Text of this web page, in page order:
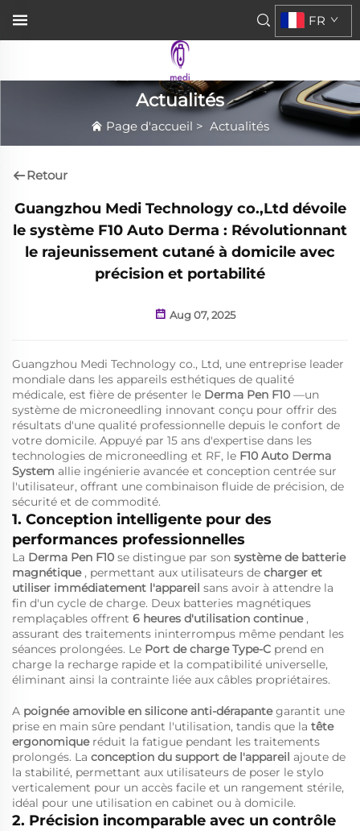
FR
Actualités
Page d'accueil > Actualités
Retour
Guangzhou Medi Technology co.,Ltd dévoile
le système F10 Auto Derma : Révolutionnant
le rajeunissement cutané à domicile avec
précision et portabilité
Aug 07, 2025
Guangzhou Medi Technology co., Ltd, une entreprise leader
mondiale dans les appareils esthétiques de qualité
médicale, est fière de présenter le Derma Pen F10 —un
système de microneedling innovant conçu pour offrir des
résultats d'une qualité professionnelle depuis le confort de
votre domicile. Appuyé par 15 ans d'expertise dans les
technologies de microneedling et RF, le F10 Auto Derma
System allie ingénierie avancée et conception centrée sur
l'utilisateur, offrant une combinaison fluide de précision, de
sécurité et de commodité.
1. Conception intelligente pour des
performances professionnelles
La Derma Pen F10 se distingue par son système de batterie
magnétique , permettant aux utilisateurs de charger et
utiliser immédiatement l'appareil sans avoir à attendre la
fin d'un cycle de charge. Deux batteries magnétiques
remplaçables offrent 6 heures d'utilisation continue ,
assurant des traitements ininterrompus même pendant les
séances prolongées. Le Port de charge Type-C prend en
charge la recharge rapide et la compatibilité universelle,
éliminant ainsi la contrainte liée aux câbles propriétaires.
A poignée amovible en silicone anti-dérapantegarantit une
prise en main sûre pendant l'utilisation, tandis que la tête
ergonomique réduit la fatigue pendant les traitements
prolongés. La conception du support de l'appareil ajoute de
la stabilité, permettant aux utilisateurs de poser le stylo
verticalement pour un accès facile et un rangement stérile,
idéal pour une utilisation en cabinet ou à domicile.
2. Précision incomparable avec un contrôle